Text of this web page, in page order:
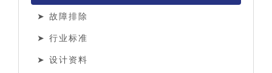
故障排除
行业标准
设计资料